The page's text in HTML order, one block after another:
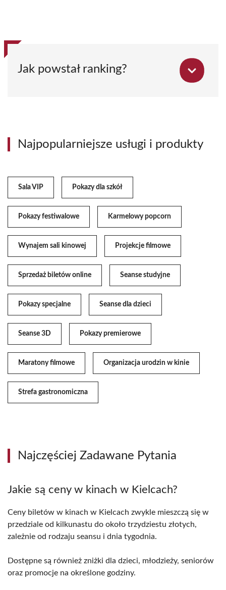
Jak powstał ranking?
Najpopularniejsze usługi i produkty
Sala VIP Pokazy dla szkół
Pokazy festiwalowe Karmelowy popcorn
Wynajem sali kinowej Projekcje filmowe
Sprzedaż biletów online Seanse studyjne
Pokazy specjalne Seanse dla dzieci
Seanse 3D Pokazy premierowe
Maratony filmowe Organizacja urodzin w kinie
Strefa gastronomiczna
Najczęściej Zadawane Pytania
Jakie są ceny w kinach w Kielcach?
Ceny biletów w kinach w Kielcach zwykle mieszczą się w
przedziale od kilkunastu do około trzydziestu złotych,
zależnie od rodzaju seansu i dnia tygodnia.
Dostępne są również zniżki dla dzieci, młodzieży, seniorów
oraz promocje na określone godziny.